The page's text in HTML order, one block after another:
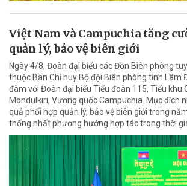
Việt Nam và Campuchia tăng
quản lý, bảo vệ biên giới
Ngày 4/8, Đoàn đại biểu các Đồn Biên phòng
thuộc Ban Chỉ huy Bộ đội Biên phòng tỉnh Lâm
đàm với Đoàn đại biểu Tiểu đoàn 115, Tiểu khu
Mondulkiri, Vương quốc Campuchia. Mục đích
quả phối hợp quản lý, bảo vệ biên giới trong
thống nhất phương hướng hợp tác trong thời